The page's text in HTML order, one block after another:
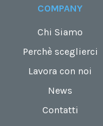
COMPANY
Chi Siamo
Perchè sceglierci
Lavora con noi
News
Contatti